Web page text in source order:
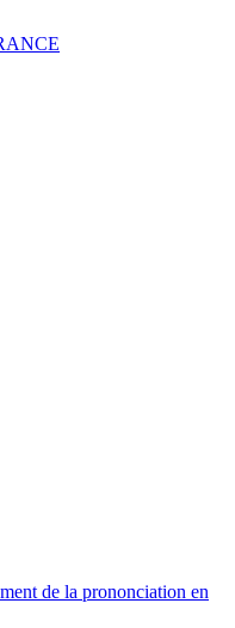
de la prononciation en